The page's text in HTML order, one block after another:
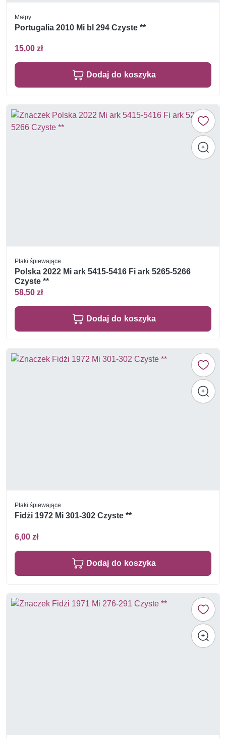
Małpy
Portugalia 2010 Mi bl 294 Czyste **
15,00 zł
Dodaj do koszyka
Ptaki śpiewające
Polska 2022 Mi ark 5415-5416 Fi ark 5265-5266
Czyste **
58,50 zł
Dodaj do koszyka
Ptaki śpiewające
Fidżi 1972 Mi 301-302 Czyste **
6,00 zł
Dodaj do koszyka